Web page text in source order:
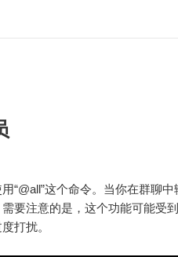
“@all”这个命令。当你在群聊中
要注意的是，这个功能可能受
打扰。